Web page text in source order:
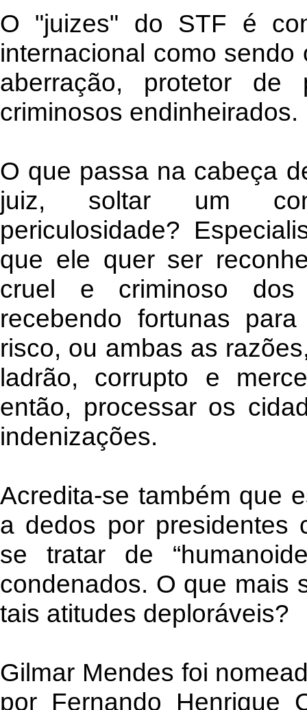
O "juizes" do STF é
internacional como
aberração, protetor
criminosos endinheirados.
O que passa na cabeça
juiz, soltar um
periculosidade?
que ele quer ser
cruel e criminoso
recebendo fortunas
risco, ou ambas as
ladrão, corrupto e
então, processar os
indenizações.
Acredita-se também que
a dedos por presidentes
se tratar de
condenados. O que mais
tais atitudes deploráveis?
Gilmar Mendes foi
por Fernando Henrique